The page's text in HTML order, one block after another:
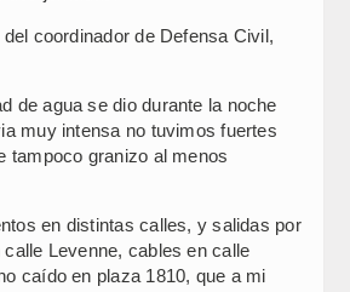
coordinador de Defensa Civil,
de agua se dio durante la noche
muy intensa no tuvimos fuertes
tampoco granizo al menos
en distintas calles, y salidas por
Levenne, cables en calle
caído en plaza 1810, que a mi